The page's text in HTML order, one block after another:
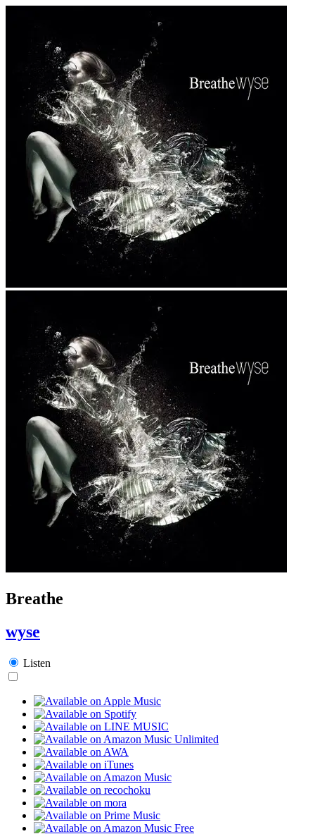
Breathe
wyse
Listen